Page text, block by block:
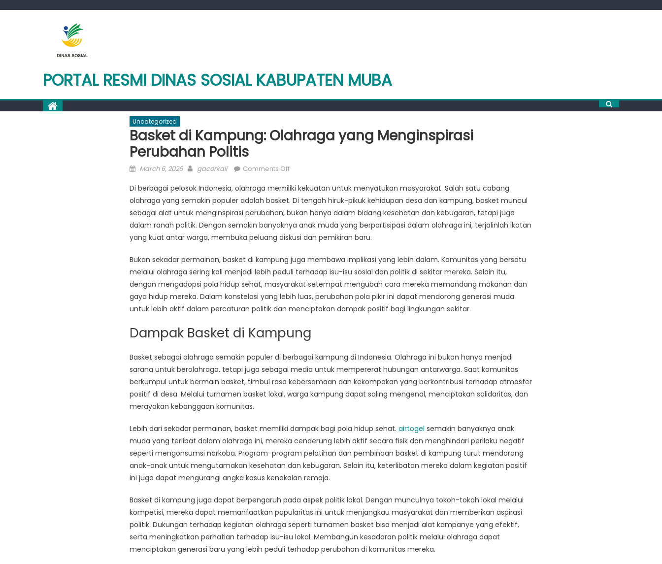
PORTAL RESMI DINAS SOSIAL KABUPATEN MUBA
Uncategorized
Basket di Kampung: Olahraga yang Menginspirasi
Perubahan Politis
Posted
March 6, 2026 Author
gacorkali Comments Offon
di
Kampung:
Olahraga
yang
Menginspirasi
Politis
Di berbagai pelosok Indonesia, olahraga memiliki kekuatan untuk menyatukan masyarakat. Salah satu cabang
olahraga yang semakin populer adalah basket. Di tengah hiruk-pikuk kehidupan desa dan kampung, basket muncul
sebagai alat untuk menginspirasi perubahan, bukan hanya dalam bidang kesehatan dan kebugaran, tetapi juga
dalam ranah politik. Dengan semakin banyaknya anak muda yang berpartisipasi dalam olahraga ini, terjalinlah ikatan
yang kuat antar warga, membuka peluang diskusi dan pemikiran baru.
Bukan sekadar permainan, basket di kampung juga membawa implikasi yang lebih dalam. Komunitas yang bersatu
melalui olahraga sering kali menjadi lebih peduli terhadap isu-isu sosial dan politik di sekitar mereka. Selain itu,
dengan mengadopsi pola hidup sehat, masyarakat setempat mengubah cara mereka memandang makanan dan
gaya hidup mereka. Dalam konstelasi yang lebih luas, perubahan pola pikir ini dapat mendorong generasi muda
untuk lebih aktif dalam percaturan politik dan menciptakan dampak positif bagi lingkungan sekitar.
Dampak Basket di Kampung
Basket sebagai olahraga semakin populer di berbagai kampung di Indonesia. Olahraga ini bukan hanya menjadi
sarana untuk berolahraga, tetapi juga sebagai media untuk mempererat hubungan antarwarga. Saat komunitas
berkumpul untuk bermain basket, timbul rasa kebersamaan dan kekompakan yang berkontribusi terhadap atmosfer
positif di desa. Melalui turnamen basket lokal, warga kampung dapat saling mengenal, menciptakan solidaritas, dan
merayakan kebanggaan komunitas.
Lebih dari sekadar permainan, basket memiliki dampak bagi pola hidup sehat. airtogel semakin banyaknya anak
muda yang terlibat dalam olahraga ini, mereka cenderung lebih aktif secara fisik dan menghindari perilaku negatif
seperti mengonsumsi narkoba. Program-program pelatihan dan pembinaan basket di kampung turut mendorong
anak-anak untuk mengutamakan kesehatan dan kebugaran. Selain itu, keterlibatan mereka dalam kegiatan positif
ini juga dapat mengurangi angka kasus kenakalan remaja.
Basket di kampung juga dapat berpengaruh pada aspek politik lokal. Dengan munculnya tokoh-tokoh lokal melalui
kompetisi, mereka dapat memanfaatkan popularitas ini untuk menjangkau masyarakat dan memberikan aspirasi
politik. Dukungan terhadap kegiatan olahraga seperti turnamen basket bisa menjadi alat kampanye yang efektif,
serta meningkatkan perhatian terhadap isu-isu lokal. Membangun kesadaran politik melalui olahraga dapat
menciptakan generasi baru yang lebih peduli terhadap perubahan di komunitas mereka.